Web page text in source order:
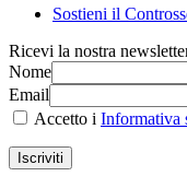
Sostieni il
Ricevi la nostra
Nome
Email
Accetto i Informativa
Iscriviti